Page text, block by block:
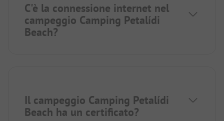
C'è la connessione internet nel
campeggio Camping Petalídi
Beach?
Il campeggio Camping Petalídi
Beach ha un certificato?